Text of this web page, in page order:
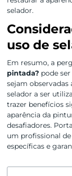
selador.
uso de
Em resumo, a
pintada?pode ser
sejam observadas
selador a ser
trazer benefícios
aparência da
desafiadores.
um profissional
específicas e